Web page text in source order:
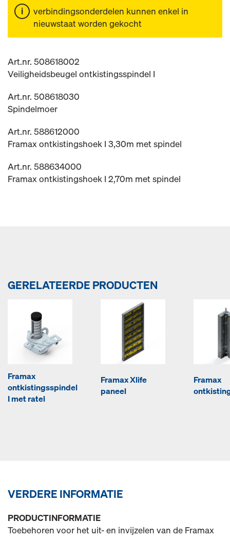
verbindingsonderdelen kunnen enkel in
nieuwstaat worden gekocht
Art.nr. 508618002
Veiligheidsbeugel ontkistingsspindel I
Art.nr. 508618030
Spindelmoer
Art.nr. 588612000
Framax ontkistingshoek I 3,30m met spindel
Art.nr. 588634000
Framax ontkistingshoek I 2,70m met spindel
GERELATEERDE PRODUCTEN
Framax
ontkistingsspindel
I met ratel
Framax Xlife
paneel
Framax
VERDERE INFORMATIE
PRODUCTINFORMATIE
Toebehoren voor het uit- en invijzelen van de Framax